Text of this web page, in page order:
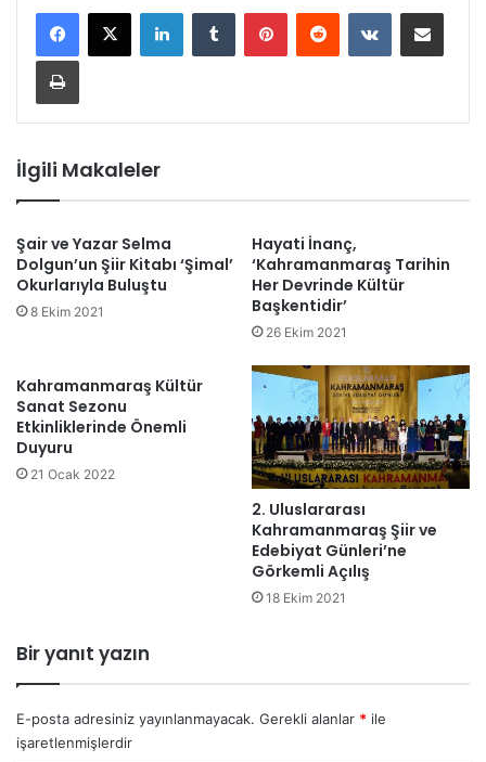
LinkedInTumblr PinterestReddit VKontakteE-Posta ile paylaş
Yazdır
İlgili Makaleler
Şair ve Yazar Selma
Dolgun’un Şiir Kitabı ‘Şimal’
Okurlarıyla Buluştu
8 Ekim 2021
Hayati İnanç,
‘Kahramanmaraş Tarihin
Her Devrinde Kültür
Başkentidir’
26 Ekim 2021
Kahramanmaraş Kültür
Sanat Sezonu
Etkinliklerinde Önemli
Duyuru
21 Ocak 2022
2. Uluslararası
Kahramanmaraş Şiir ve
Edebiyat Günleri’ne
Görkemli Açılış
18 Ekim 2021
Bir yanıt yazın
E-posta adresiniz yayınlanmayacak. Gerekli alanlar * ile
işaretlenmişlerdir